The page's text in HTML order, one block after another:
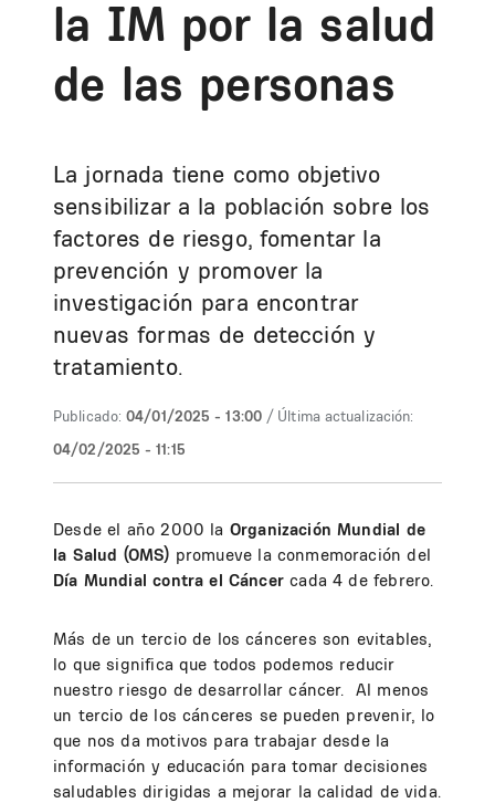
la IM por la salud
de las personas
La jornada tiene como objetivo
sensibilizar a la población sobre los
factores de riesgo, fomentar la
prevención y promover la
investigación para encontrar
nuevas formas de detección y
tratamiento.
Publicado: 04/01/2025 - 13:00 / Última actualización:
04/02/2025 - 11:15
Desde el año 2000 la Organización Mundial de
la Salud (OMS) promueve la conmemoración del
Día Mundial contra el Cáncercada 4 de febrero.
Más de un tercio de los cánceres son evitables,
lo que significa que todos podemos reducir
nuestro riesgo de desarrollar cáncer. Al menos
un tercio de los cánceres se pueden prevenir, lo
que nos da motivos para trabajar desde la
información y educación para tomar decisiones
saludables dirigidas a mejorar la calidad de vida.